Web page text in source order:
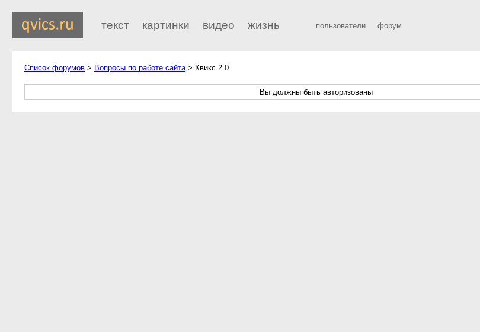
текст картинки видео жизнь пользователи форум
Список форумов > Вопросы по работе сайта> Квикс 2.0
Вы должны быть авторизованы